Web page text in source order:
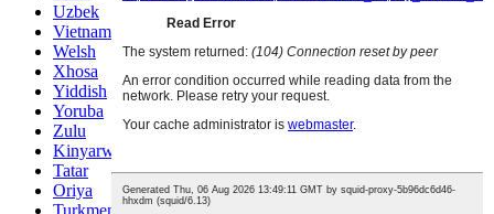
Uzbek
Vietnamese
Welsh
Xhosa
Yiddish
Yoruba
Zulu
Kinyarwanda
Tatar
Oriya
Turkmen